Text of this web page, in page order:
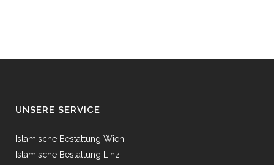
UNSERE SERVICE
Islamische Bestattung Wien
Islamische Bestattung Linz